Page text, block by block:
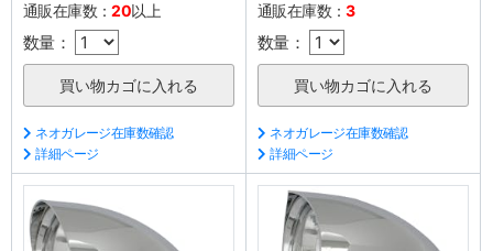
通販在庫数：20以上
数量：
ネオガレージ在庫数確認
詳細ページ
通販在庫数：3
数量：
ネオガレージ在庫数確認
詳細ページ